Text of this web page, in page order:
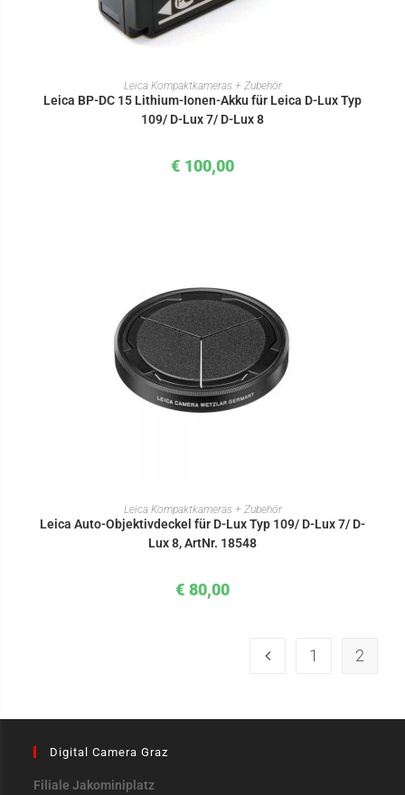
IN DEN WARENKORB
Leica Kompaktkameras + Zubehör
Leica BP-DC 15 Lithium-Ionen-Akku für Leica D-Lux Typ
109/ D-Lux 7/ D-Lux 8
€ 100,00
IN DEN WARENKORB
Leica Kompaktkameras + Zubehör
Leica Auto-Objektivdeckel für D-Lux Typ 109/ D-Lux 7/ D-
Lux 8, ArtNr. 18548
€ 80,00
1 2
Digital Camera Graz
Filiale Jakominiplatz